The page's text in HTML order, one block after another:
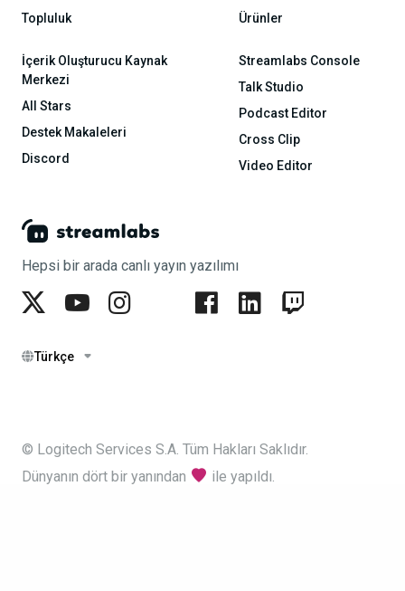
Hepsi bir arada canlı yayın yazılımı
Türkçe
Topluluk
İçerik Oluşturucu Kaynak
Merkezi
All Stars
Destek Makaleleri
Discord
Ürünler
Streamlabs Console
Talk Studio
Podcast Editor
Cross Clip
Video Editor
© Logitech Services S.A. Tüm Hakları Saklıdır.
Dünyanın dört bir yanından
ile yapıldı.